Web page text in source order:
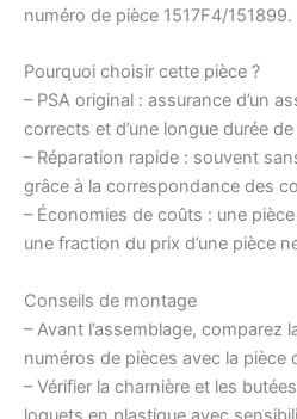
numéro de pièce 1517F4/151899.
Pourquoi choisir cette pièce ?
– PSA original : assurance d’un
corrects et d’une longue durée
– Réparation rapide : souvent
grâce à la correspondance des
– Économies de coûts : une
une fraction du prix d’une pièce
Conseils de montage
– Avant l’assemblage, comparez
numéros de pièces avec la pièce
– Vérifier la charnière et les